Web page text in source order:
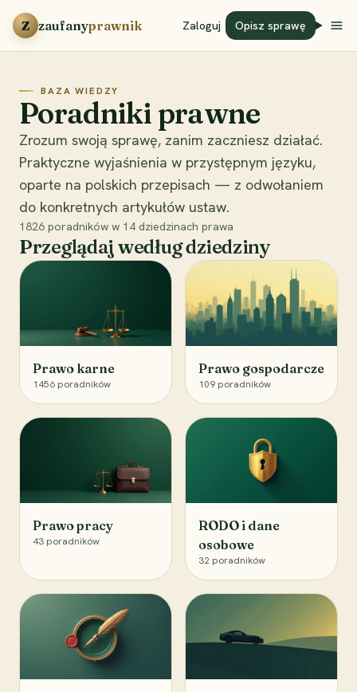
Przejdź do treści
Z zaufanyprawnik Zaloguj Opisz sprawę
BAZA WIEDZY
Poradniki prawne
Zrozum swoją sprawę, zanim zaczniesz działać.
Praktyczne wyjaśnienia w przystępnym języku,
oparte na polskich przepisach — z odwołaniem
do konkretnych artykułów ustaw.
1826 poradników w 14 dziedzinach prawa
Przeglądaj według dziedziny
Prawo karne
1456 poradników
Prawo gospodarcze
109 poradników
Prawo pracy
43 poradników
RODO i dane
osobowe
32 poradników